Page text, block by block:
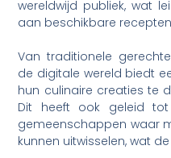
wereldwijd publiek, wat
aan beschikbare
Van traditionele
de digitale wereld biedt
hun culinaire creaties te
Dit heeft ook geleid
gemeenschappen waar
kunnen uitwisselen, wat